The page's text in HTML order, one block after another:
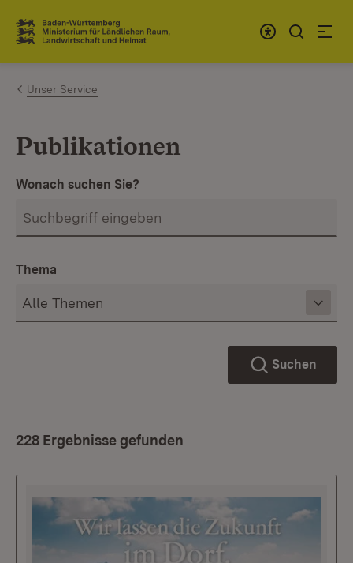
Zum Inhalt springen
Link zur Startseite
Unser Service
Publikationen
Wonach suchen Sie?
Thema
Suchen
228 Ergebnisse gefunden